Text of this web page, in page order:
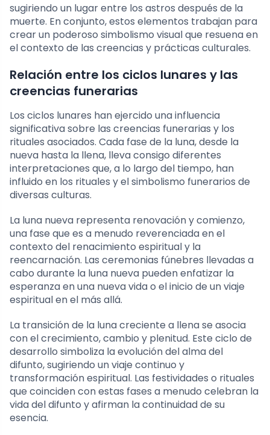
sugiriendo un lugar entre los astros después de la
muerte. En conjunto, estos elementos trabajan para
crear un poderoso simbolismo visual que resuena en
el contexto de las creencias y prácticas culturales.
Relación entre los ciclos lunares y las
creencias funerarias
Los ciclos lunares han ejercido una influencia
significativa sobre las creencias funerarias y los
rituales asociados. Cada fase de la luna, desde la
nueva hasta la llena, lleva consigo diferentes
interpretaciones que, a lo largo del tiempo, han
influido en los rituales y el simbolismo funerarios de
diversas culturas.
La luna nueva representa renovación y comienzo,
una fase que es a menudo reverenciada en el
contexto del renacimiento espiritual y la
reencarnación. Las ceremonias fúnebres llevadas a
cabo durante la luna nueva pueden enfatizar la
esperanza en una nueva vida o el inicio de un viaje
espiritual en el más allá.
La transición de la luna creciente a llena se asocia
con el crecimiento, cambio y plenitud. Este ciclo de
desarrollo simboliza la evolución del alma del
difunto, sugiriendo un viaje continuo y
transformación espiritual. Las festividades o rituales
que coinciden con estas fases a menudo celebran la
vida del difunto y afirman la continuidad de su
esencia.